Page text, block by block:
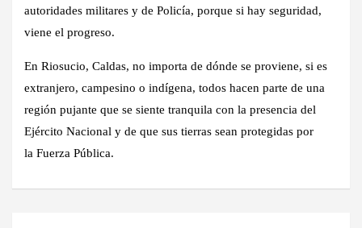
autoridades militares y de Policía, porque si hay seguridad,
viene el progreso.
En Riosucio, Caldas, no importa de dónde se proviene, si es
extranjero, campesino o indígena, todos hacen parte de una
región pujante que se siente tranquila con la presencia del
Ejército Nacional y de que sus tierras sean protegidas por
la Fuerza Pública.